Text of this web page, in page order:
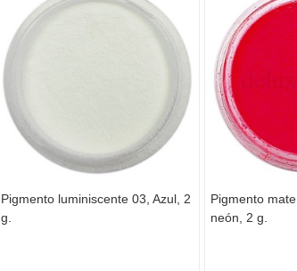
Pigmento luminiscente 03, Azul, 2
g.
Pigmento
neón, 2 g.